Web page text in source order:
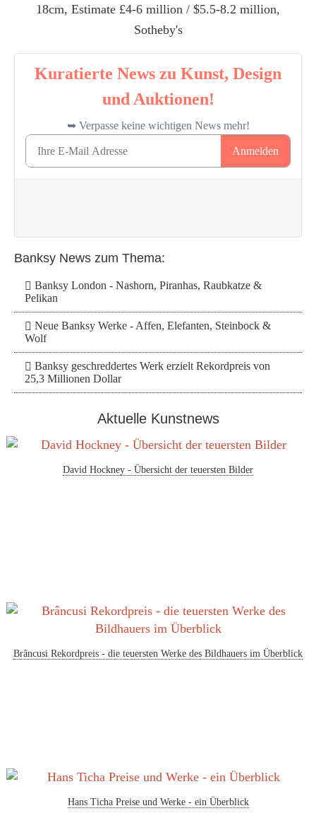
18cm, Estimate £4-6 million / $5.5-8.2 million,
Sotheby's
Banksy News zum Thema:
Banksy London - Nashorn, Piranhas, Raubkatze &
Pelikan
Neue Banksy Werke - Affen, Elefanten, Steinbock &
Wolf
Banksy geschreddertes Werk erzielt Rekordpreis von
25,3 Millionen Dollar
Aktuelle Kunstnews
David Hockney - Übersicht der teuersten Bilder
Brâncusi Rekordpreis - die teuersten Werke des Bildhauers im Überblick
Hans Ticha Preise und Werke - ein Überblick